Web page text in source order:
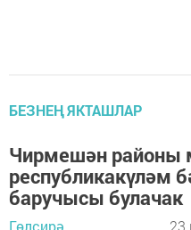
БЕЗНЕҢ ЯКТАШЛАР
Чирмешән районы
республикакүләм
баручысы булачак
Гөлсирә
23